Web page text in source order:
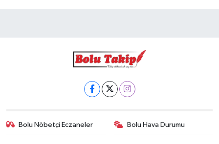
Bolu Nöbetçi Eczaneler Bolu Hava Durumu